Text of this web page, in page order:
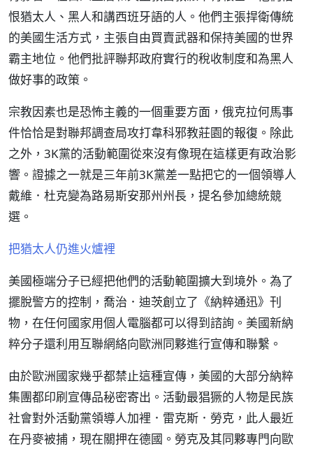
恨猶太人、黑人和講西班牙語的人。他們主張捍衛傳統
的美國生活方式，主張自由買賣武器和保持美國的世界
霸主地位。他們批評聯邦政府實行的稅收制度和為黑人
做好事的政策。
宗教因素也是恐怖主義的一個重要方面，俄克拉何馬事
件恰恰是對聯邦調查局攻打韋科邪教莊園的報復。除此
之外，3K黨的活動範圍從來沒有像現在這樣更有政治影
響。證據之一就是三年前3K黨差一點把它的一個領導人
戴維．杜克變為路易斯安那州州長，提名參加總統競
選。
把猶太人仍進火爐裡
美國極端分子已經把他們的活動範圍擴大到境外。為了
擺脫警方的控制，喬治．迪茨創立了《納粹通迅》刊
物，在任何國家用個人電腦都可以得到諮詢。美國新納
粹分子還利用互聯網絡向歐洲同夥進行宣傳和聯繫。
由於歐洲國家幾乎都禁止這種宣傳，美國的大部分納粹
集團都印刷宣傳品秘密寄出。活動最猖獗的人物是民族
社會對外活動黨領導人加裡．雷克斯．勞克，此人最近
在丹麥被捕，現在關押在德國。勞克及其同夥專門向歐